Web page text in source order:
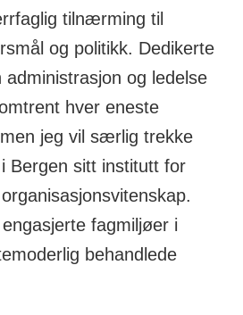
tilnærming til
og politikk. Dedikerte
og ledelse
hver eneste
jeg vil særlig trekke
Bergen sitt institutt for
fagmiljøer i
behandlede